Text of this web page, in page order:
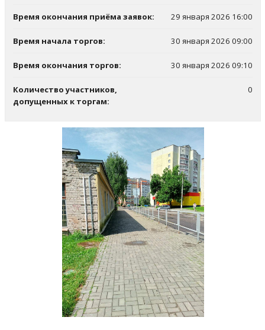
Время окончания приёма заявок: 29 января 2026 16:00
Время начала торгов: 30 января 2026 09:00
Время окончания торгов: 30 января 2026 09:10
Количество участников,
допущенных к торгам:
0